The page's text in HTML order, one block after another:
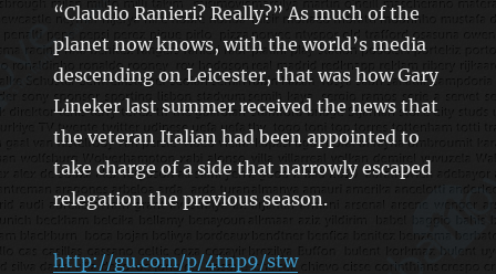
“Claudio Ranieri? Really?” As much of the
planet now knows, with the world’s media
descending on Leicester, that was how Gary
Lineker last summer received the news that
the veteran Italian had been appointed to
take charge of a side that narrowly escaped
relegation the previous season.
http://gu.com/p/4tnp9/stw